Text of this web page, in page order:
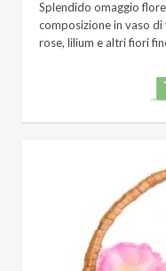
Splendido omaggio
composizione in vaso
rose, lilium e altri fiori